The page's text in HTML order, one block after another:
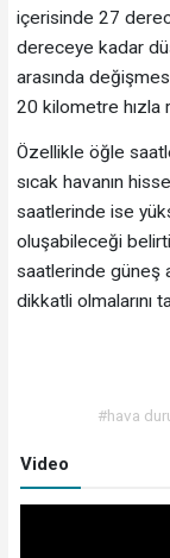
içerisinde 27
dereceye kadar
arasında
20 kilometre hızla
Özellikle öğle
sıcak havanın
saatlerinde ise
oluşabileceği
saatlerinde güneş
dikkatli olmalarını
#hava
Video